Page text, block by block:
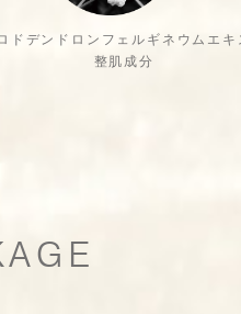
ドデンドロンフェルギネウムエキ
整肌成分